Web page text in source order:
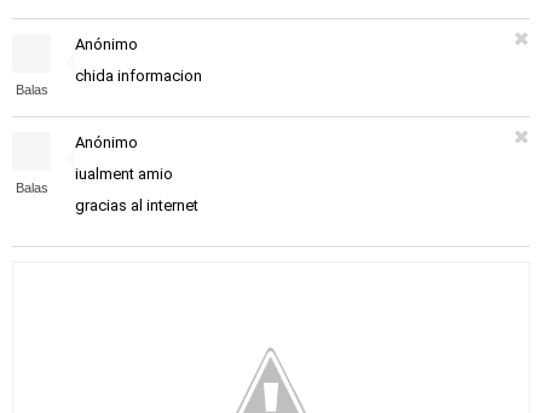
Balas
Anónimo
chida informacion
Balas
Anónimo
iualment amio
gracias al internet